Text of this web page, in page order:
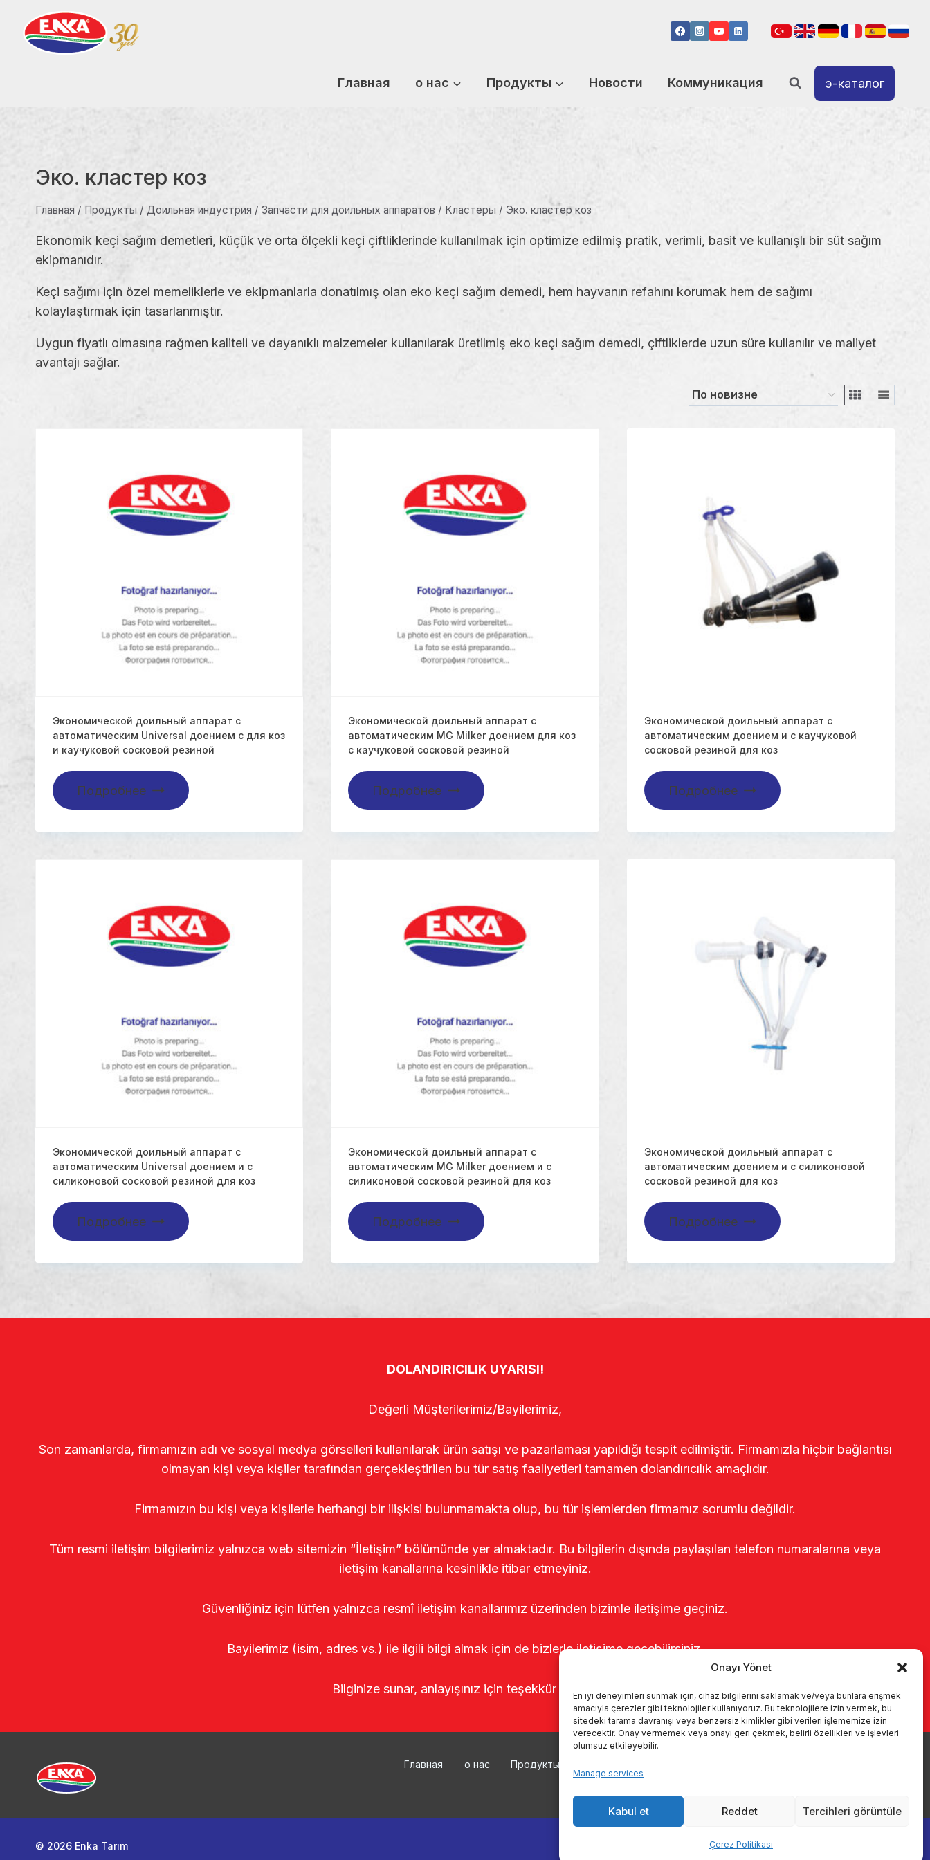
Onayı Yönet
En iyi deneyimleri sunmak için, cihaz bilgilerini saklamak ve/veya bunlara erişmek
amacıyla çerezler gibi teknolojiler kullanıyoruz. Bu teknolojilere izin vermek, bu
sitedeki tarama davranışı veya benzersiz kimlikler gibi verileri işlememize izin
verecektir. Onay vermemek veya onayı geri çekmek, belirli özellikleri ve işlevleri
olumsuz etkileyebilir.
Manage services
Kabul et Reddet Tercihleri görüntüle
Çerez Politikası
содержимому
Главная о нас Продукты Новости Коммуникация э-каталог
Эко. кластер коз
Главная / Продукты / Доильная индустрия / Запчасти для доильных аппаратов / Кластеры / Эко. кластер коз
Ekonomik keçi sağım demetleri, küçük ve orta ölçekli keçi çiftliklerinde kullanılmak için optimize edilmiş pratik, verimli, basit ve kullanışlı bir süt sağım
ekipmanıdır.
Keçi sağımı için özel memeliklerle ve ekipmanlarla donatılmış olan eko keçi sağım demedi, hem hayvanın refahını korumak hem de sağımı
kolaylaştırmak için tasarlanmıştır.
Uygun fiyatlı olmasına rağmen kaliteli ve dayanıklı malzemeler kullanılarak üretilmiş eko keçi sağım demedi, çiftliklerde uzun süre kullanılır ve maliyet
avantajı sağlar.
Экономической доильный аппарат с
автоматическим Universal доением с для коз
и каучуковой сосковой резиной
Подробнее
Экономической доильный аппарат с
автоматическим MG Milker доением для коз
с каучуковой сосковой резиной
Подробнее
Экономической доильный аппарат с
автоматическим доением и с каучуковой
сосковой резиной для коз
Подробнее
Экономической доильный аппарат с
автоматическим Universal доением и с
силиконовой сосковой резиной для коз
Подробнее
Экономической доильный аппарат с
автоматическим MG Milker доением и с
силиконовой сосковой резиной для коз
Подробнее
Экономической доильный аппарат с
автоматическим доением и с силиконовой
сосковой резиной для коз
Подробнее
DOLANDIRICILIK UYARISI!
Değerli Müşterilerimiz/Bayilerimiz,
Son zamanlarda, firmamızın adı ve sosyal medya görselleri kullanılarak ürün satışı ve pazarlaması yapıldığı tespit edilmiştir. Firmamızla hiçbir bağlantısı
olmayan kişi veya kişiler tarafından gerçekleştirilen bu tür satış faaliyetleri tamamen dolandırıcılık amaçlıdır.
Firmamızın bu kişi veya kişilerle herhangi bir ilişkisi bulunmamakta olup, bu tür işlemlerden firmamız sorumlu değildir.
Tüm resmi iletişim bilgilerimiz yalnızca web sitemizin “İletişim” bölümünde yer almaktadır. Bu bilgilerin dışında paylaşılan telefon numaralarına veya
iletişim kanallarına kesinlikle itibar etmeyiniz.
Güvenliğiniz için lütfen yalnızca resmî iletişim kanallarımız üzerinden bizimle iletişime geçiniz.
Bayilerimiz (isim, adres vs.) ile ilgili bilgi almak için de bizlerle iletişime geçebilirsiniz.
Bilginize sunar, anlayışınız için teşekkür ederiz.
Главная о нас Продукты
© 2026 Enka Tarım